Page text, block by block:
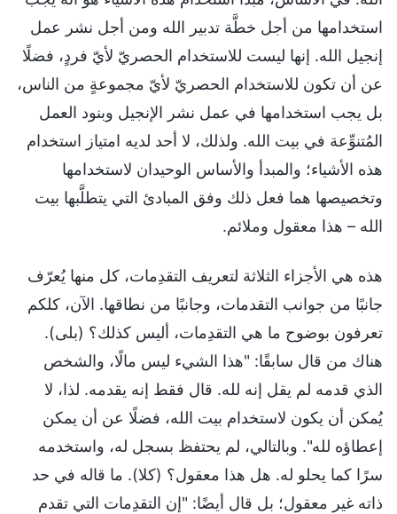
استخدامها من أجل خطَّة تدبير الله ومن أجل نشر عمل
إنجيل الله. إنها ليست للاستخدام الحصريّ لأيّ فردٍ، فضلًا
عن أن تكون للاستخدام الحصريّ لأيّ مجموعةٍ من الناس،
بل يجب استخدامها في عمل نشر الإنجيل وبنود العمل
المُتنوِّعة في بيت الله. ولذلك، لا أحد لديه امتياز استخدام
هذه الأشياء؛ والمبدأ والأساس الوحيدان لاستخدامها
وتخصيصها هما فعل ذلك وفق المبادئ التي يتطلَّبها بيت
الله – هذا معقول وملائم.
هذه هي الأجزاء الثلاثة لتعريف التقدِمات، كل منها يُعرّف
جانبًا من جوانب التقدمات، وجانبًا من نطاقها. الآن، كلكم
تعرفون بوضوح ما هي التقدِمات، أليس كذلك؟ (بلى).
هناك من قال سابقًا: "هذا الشيء ليس مالًا، والشخص
الذي قدمه لم يقل إنه لله. قال فقط إنه يقدمه. لذا، لا
يُمكن أن يكون لاستخدام بيت الله، فضلًا عن أن يمكن
إعطاؤه لله". وبالتالي، لم يحتفظ بسجل له، واستخدمه
سرًا كما يحلو له. هل هذا معقول؟ (كلا). ما قاله في حد
ذاته غير معقول؛ بل قال أيضًا: "إن التقدِمات التي تقدم